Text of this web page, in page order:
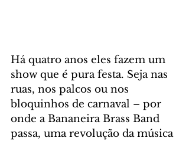
Há quatro anos eles fazem um
show que é pura festa. Seja nas
ruas, nos palcos ou nos
bloquinhos de carnaval – por
onde a Bananeira Brass Band
passa, uma revolução da música